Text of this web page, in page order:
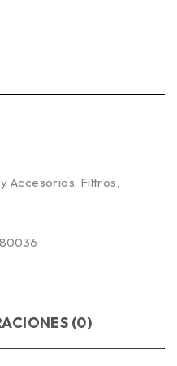
Accesorios, Filtros,
(0)